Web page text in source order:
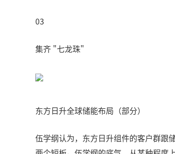
03
集齐 "七龙珠"
东方日升全球储能布局（部分）
伍学纲认为，东方日升组件的客户群跟